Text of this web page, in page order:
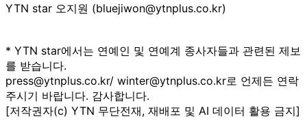
YTN star 오지원 (bluejiwon@ytnplus.co.kr)
* YTN star에서는 연예인 및 연예계 종사자들과 관련된 제보
를 받습니다.
press@ytnplus.co.kr/ winter@ytnplus.co.kr로 언제든 연락
주시기 바랍니다. 감사합니다.
[저작권자(c) YTN 무단전재, 재배포 및 AI 데이터 활용 금지]